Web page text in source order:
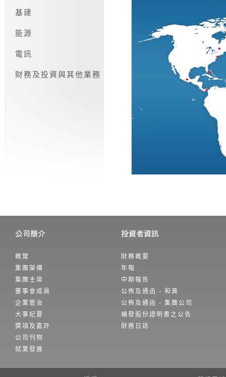
基建
能源
電訊
財務及投資與其他業務
概覽
集團架構
集團主席
董事會成員
企業管治
大事紀要
獎項及嘉許
公司刊物
就業發展
財務概要
年報
中期報告
公佈及通函 - 和黃
公佈及通函 - 集團公司
補發股份證明書之公告
財務日誌